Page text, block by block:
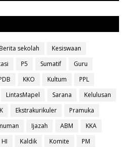
Berita sekolah
Kesiswaan
P5 Sumatif
Guru
KKO Kultum
PPL
LintasMapel Sarana
Kelulusan
Ekstrakurikuler
Pramuka
Ijazah ABM
KKA
HI Kaldik Komite
PM